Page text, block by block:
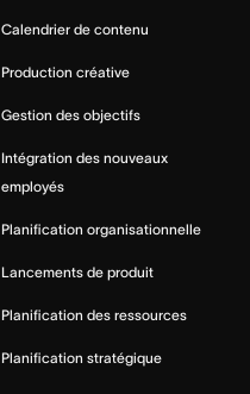
Calendrier de contenu
Production créative
Gestion des objectifs
Intégration des nouveaux
employés
Planification organisationnelle
Lancements de produit
Planification des ressources
Planification stratégique